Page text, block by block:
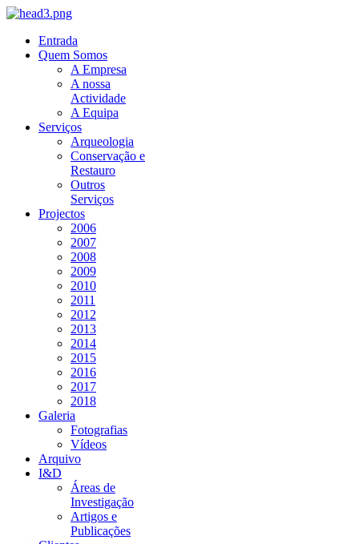
Entrada
Quem Somos
A Empresa
A nossa
Actividade
A Equipa
Serviços
Arqueologia
Conservação e
Restauro
Outros
Serviços
Projectos
2006
2007
2008
2009
2010
2011
2012
2013
2014
2015
2016
2017
2018
Galeria
Fotografias
Vídeos
Arquivo
I&D
Áreas de
Investigação
Artigos e
Publicações